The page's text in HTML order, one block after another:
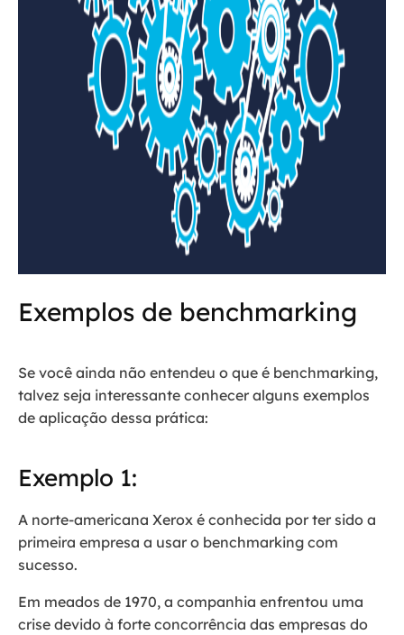
Exemplos de benchmarking
Se você ainda não entendeu o que é benchmarking,
talvez seja interessante conhecer alguns exemplos
de aplicação dessa prática:
Exemplo 1:
A norte-americana Xerox é conhecida por ter sido a
primeira empresa a usar o benchmarking com
sucesso.
Em meados de 1970, a companhia enfrentou uma
crise devido à forte concorrência das empresas do